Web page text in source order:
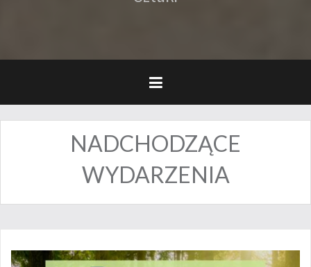
NADCHODZĄCE
WYDARZENIA